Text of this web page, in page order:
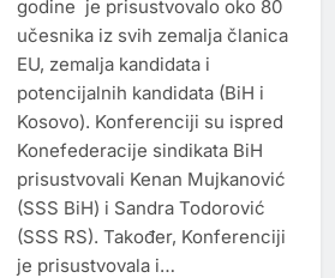
godine je prisustvovalo oko 80
učesnika iz svih zemalja članica
EU, zemalja kandidata i
potencijalnih kandidata (BiH i
Kosovo). Konferenciji su ispred
Konefederacije sindikata BiH
prisustvovali Kenan Mujkanović
(SSS BiH) i Sandra Todorović
(SSS RS). Također, Konferenciji
je prisustvovala i…